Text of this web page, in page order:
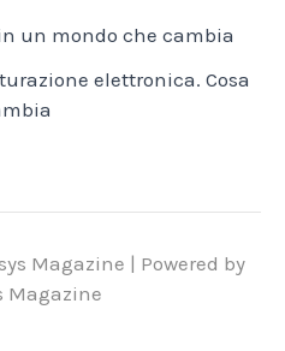
un mondo che cambia
elettronica. Cosa
Magazine | Powered by
Magazine